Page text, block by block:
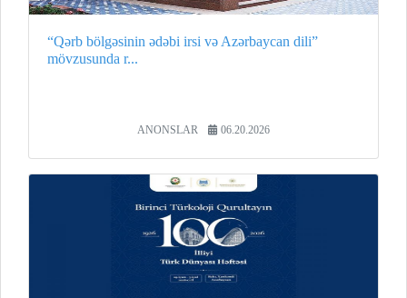
“Qərb bölgəsinin ədəbi irsi və Azərbaycan dili”
mövzusunda r...
ANONSLAR 06.20.2026